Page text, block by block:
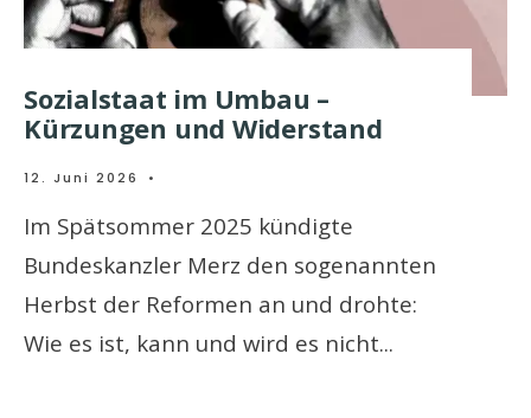
Sozialstaat im Umbau –
Kürzungen und Widerstand
12. Juni 2026 •
Im Spätsommer 2025 kündigte
Bundeskanzler Merz den sogenannten
Herbst der Reformen an und drohte:
Wie es ist, kann und wird es nicht...